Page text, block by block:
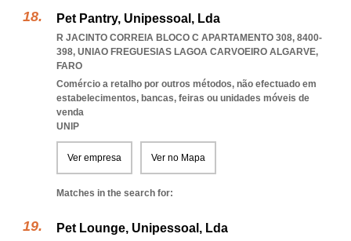
Pet Pantry, Unipessoal, Lda
R JACINTO CORREIA BLOCO C APARTAMENTO 308, 8400-
398, UNIAO FREGUESIAS LAGOA CARVOEIRO ALGARVE,
FARO
Comércio a retalho por outros métodos, não efectuado em
estabelecimentos, bancas, feiras ou unidades móveis de
venda
UNIP
Ver empresa Ver no Mapa
Matches in the search for:
Pet Lounge, Unipessoal, Lda